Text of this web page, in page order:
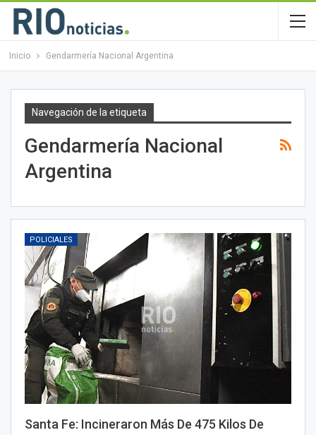
Inicio Gendarmería Nacional Argentina
Navegación de la etiqueta
Gendarmería Nacional
Argentina
POLICIALES
Santa Fe: Incineraron Más De 475 Kilos De